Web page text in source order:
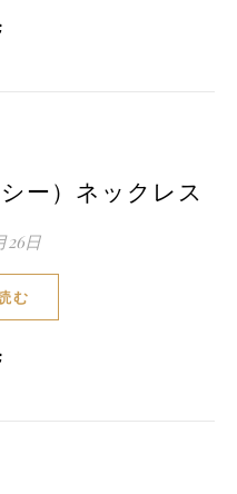
ー）ネックレス
26日
む